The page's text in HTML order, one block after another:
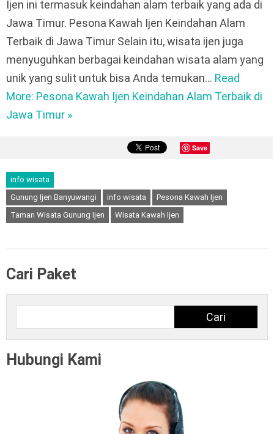
Ijen ini termasuk keindahan alam terbaik yang ada di
Jawa Timur. Pesona Kawah Ijen Keindahan Alam
Terbaik di Jawa Timur Selain itu, wisata ijen juga
menyuguhkan berbagai keindahan wisata alam yang
unik yang sulit untuk bisa Anda temukan… Read
More: Pesona Kawah Ijen Keindahan Alam Terbaik di
Jawa Timur »
Save
info wisata
Gunung Ijen Banyuwangi
info wisata
Pesona Kawah Ijen
Taman Wisata Gunung Ijen
Wisata Kawah Ijen
Cari Paket
Cari
Hubungi Kami